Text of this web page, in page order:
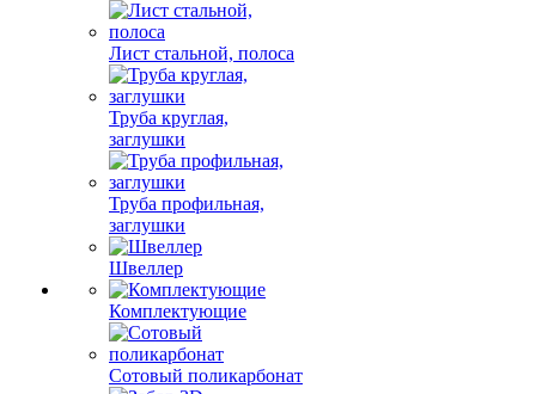
Лист стальной, полоса
Труба круглая,
заглушки
Труба профильная,
заглушки
Швеллер
Комплектующие
Сотовый поликарбонат